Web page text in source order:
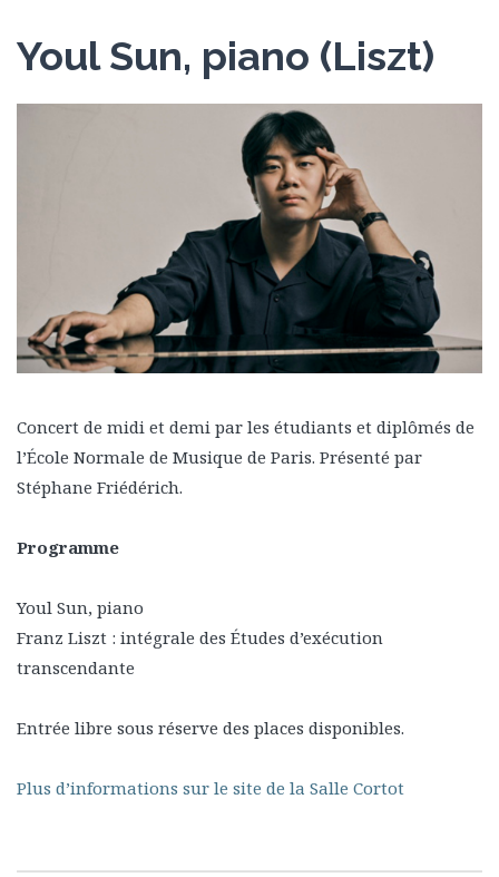
Youl Sun, piano (Liszt)
Concert de midi et demi par les étudiants et diplômés de
l’École Normale de Musique de Paris. Présenté par
Stéphane Friédérich.
Programme
Youl Sun, piano
Franz Liszt : intégrale des Études d’exécution
transcendante
Entrée libre sous réserve des places disponibles.
Plus d’informations sur le site de la Salle Cortot